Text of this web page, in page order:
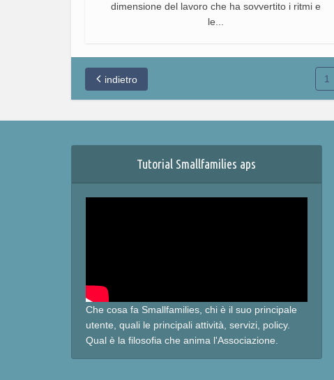
dimensione del lavoro che ha sovvertito i ritmi e
le...
indietro 1
Tutorial Smallfamilies aps
Che cosa fa Smallfamilies, chi è il suo principale
utente, quali le principali attività, servizi, policy.
Qual è la filosofia che anima l'Associazione.